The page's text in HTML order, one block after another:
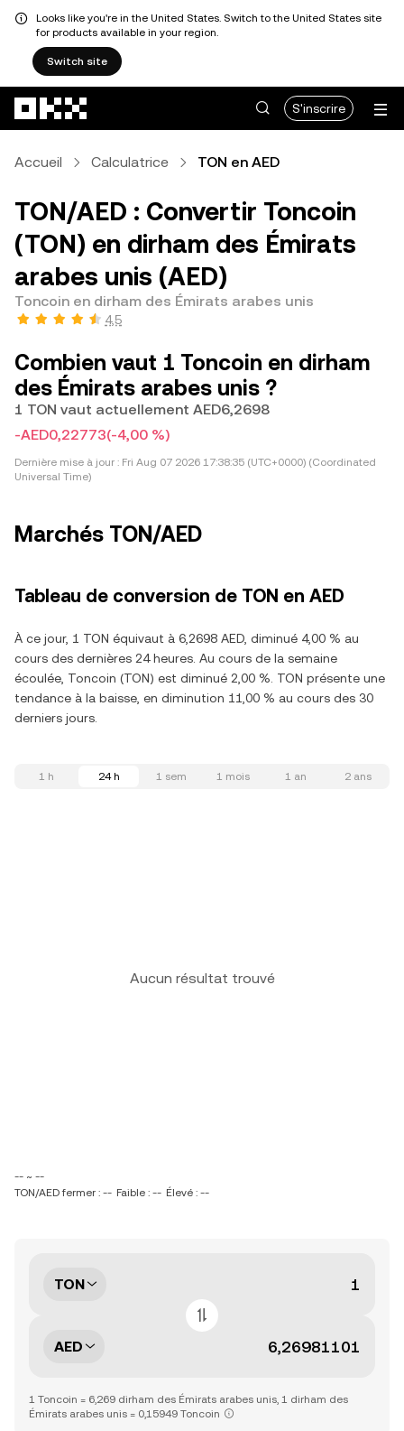
Looks like you're in the United States. Switch to the United States site
for products available in your region.
Switch site
S'inscrire
Accueil Calculatrice TON en AED
TON/AED : Convertir Toncoin
(TON) en dirham des Émirats
arabes unis (AED)
Toncoin en dirham des Émirats arabes unis
4,5
Combien vaut 1 Toncoin en dirham
des Émirats arabes unis ?
1 TON vaut actuellement AED6,2698
-AED0,22773(-4,00 %)
Dernière mise à jour : Fri Aug 07 2026 17:38:35 (UTC+0000) (Coordinated
Universal Time)
Marchés TON/AED
Tableau de conversion de TON en AED
À ce jour, 1 TON équivaut à 6,2698 AED, diminué 4,00 % au
cours des dernières 24 heures. Au cours de la semaine
écoulée, Toncoin (TON) est diminué 2,00 %. TON présente une
tendance à la baisse, en diminution 11,00 % au cours des 30
derniers jours.
1 h 24 h 1 sem 1 mois 1 an 2 ans
Aucun résultat trouvé
-- ~ --
TON/AED fermer : -- Faible : -- Élevé : --
TON
AED
1 Toncoin = 6,269 dirham des Émirats arabes unis, 1 dirham des
Émirats arabes unis = 0,15949 Toncoin